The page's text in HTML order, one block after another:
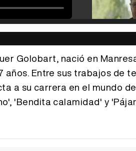
Golobart, nació en
años. Entre sus trabajos de
a su carrera en el mundo
'Bendita calamidad' y